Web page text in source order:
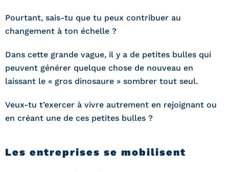
Pourtant, sais-tu que tu peux contribuer au
changement à ton échelle ?
Dans cette grande vague, il y a de petites bulles qui
peuvent générer quelque chose de nouveau en
laissant le « gros dinosaure » sombrer tout seul.
Veux-tu t’exercer à vivre autrement en rejoignant ou
en créant une de ces petites bulles ?
Les entreprises se mobilisent